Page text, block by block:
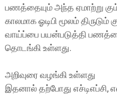
பணத்தையும் அந்த ஏமாற்று
காலமாக ஓடிபி மூலம்
வாய்ப்பை பயன்படுத்தி
தொடங்கி உள்ளது.
அறிவுரை வழங்கி உள்ளது
இதனால் தற்போது எச்டிஎப்சி,